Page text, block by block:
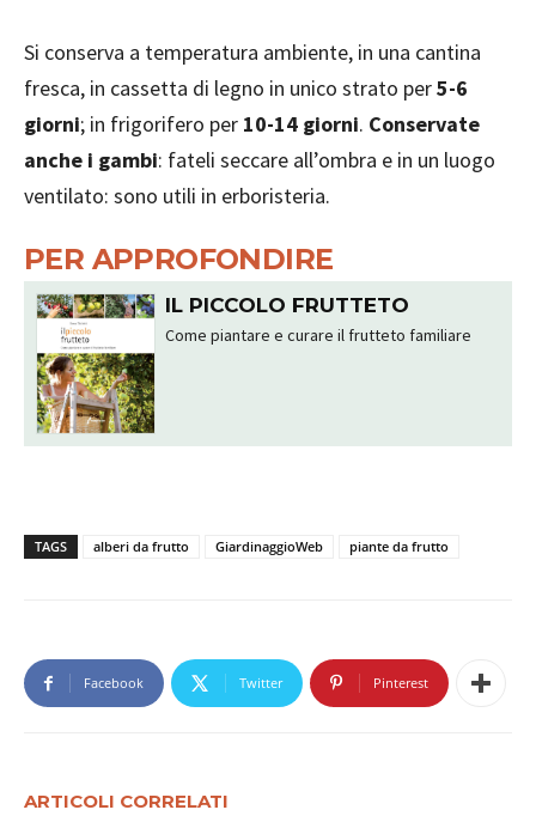
Si conserva a temperatura ambiente, in una cantina
fresca, in cassetta di legno in unico strato per5-6
giorni; in frigorifero per 10-14 giorni. Conservate
anche i gambi: fateli seccare all’ombra e in un luogo
ventilato: sono utili in erboristeria.
PER APPROFONDIRE
IL PICCOLO FRUTTETO
Come piantare e curare il frutteto familiare
TAGS alberi da frutto GiardinaggioWeb piante da frutto
Facebook Twitter Pinterest
ARTICOLI CORRELATI